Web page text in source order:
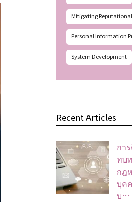
Mitigating
Personal Information
System Development
Recent Articles
กา
ทบ
กฎ
บุค
บ…